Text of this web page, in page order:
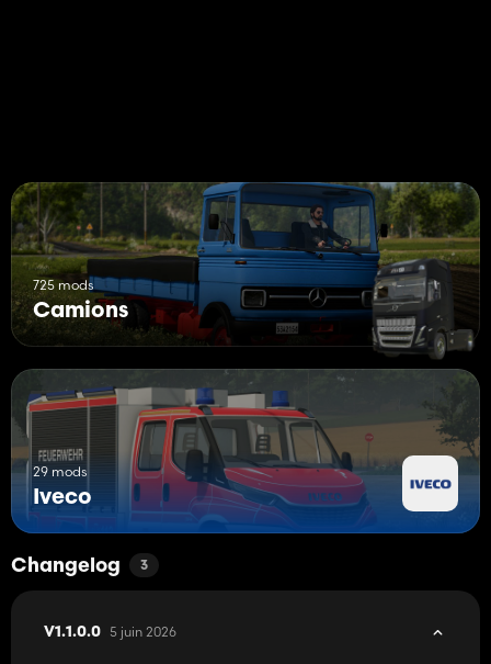
725 mods
Camions
29 mods
Iveco
Changelog 3
V1.1.0.0 5 juin 2026